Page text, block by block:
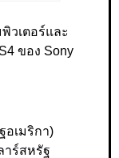
วเตอร์และ
ของ Sony
อเมริกา)
าร์สหรัฐ